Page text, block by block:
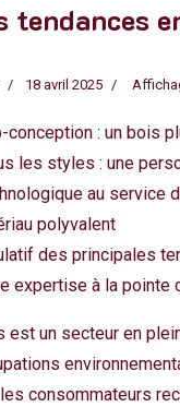
tendances
18 avril 2025
conception : un bois
les styles : une
au service
polyvalent
des principales
expertise à la pointe
est un secteur en
consommateurs